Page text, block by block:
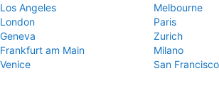
Los Angeles
Melbourne
London
Paris
Geneva
Zurich
Frankfurt am Main
Milano
Venice
San Francisco